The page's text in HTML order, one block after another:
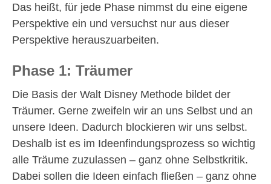
Das heißt, für jede Phase nimmst du eine eigene
Perspektive ein und versuchst nur aus dieser
Perspektive herauszuarbeiten.
Phase 1: Träumer
Die Basis der Walt Disney Methode bildet der
Träumer. Gerne zweifeln wir an uns Selbst und an
unsere Ideen. Dadurch blockieren wir uns selbst.
Deshalb ist es im Ideenfindungsprozess so wichtig
alle Träume zuzulassen – ganz ohne Selbstkritik.
Dabei sollen die Ideen einfach fließen – ganz ohne